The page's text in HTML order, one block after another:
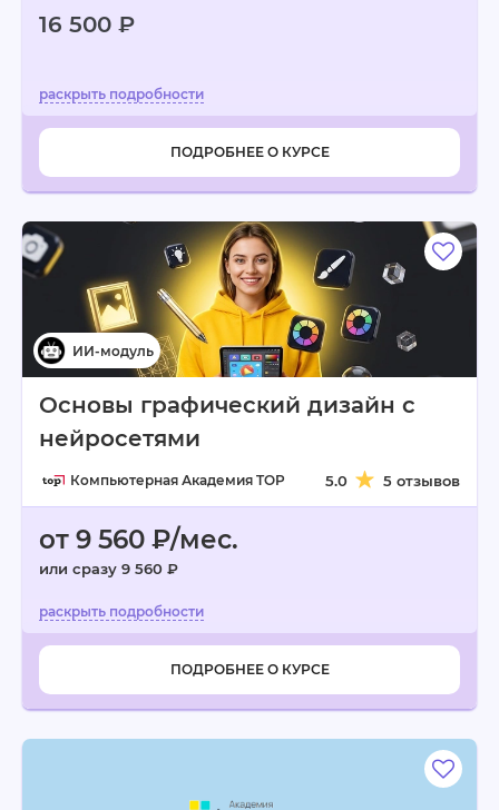
16 500 ₽
ПОДРОБНЕЕ О КУРСЕ
Основы графический дизайн с
нейросетями
Компьютерная Академия TOP 5.0 5 отзывов
от 9 560 ₽/мес.
или сразу 9 560 ₽
ПОДРОБНЕЕ О КУРСЕ